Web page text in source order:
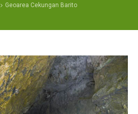
Geoarea Cekungan Barito